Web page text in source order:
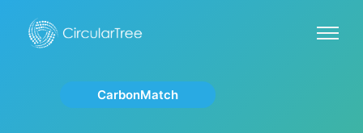
CarbonMatch